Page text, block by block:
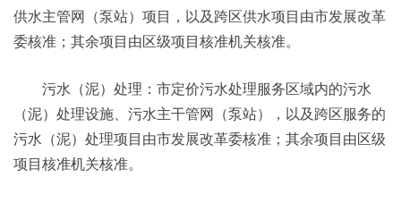
供水主管网（泵站）项目，以及跨区供水项目由市发展改革
委核准；其余项目由区级项目核准机关核准。
污水（泥）处理：市定价污水处理服务区域内的污水
（泥）处理设施、污水主干管网（泵站），以及跨区服务的
污水（泥）处理项目由市发展改革委核准；其余项目由区级
项目核准机关核准。